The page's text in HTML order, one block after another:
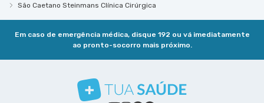
São Caetano Steinmans Clínica Cirúrgica
Em caso de emergência médica, disque 192 ou vá imediatamente
ao pronto-socorro mais próximo.